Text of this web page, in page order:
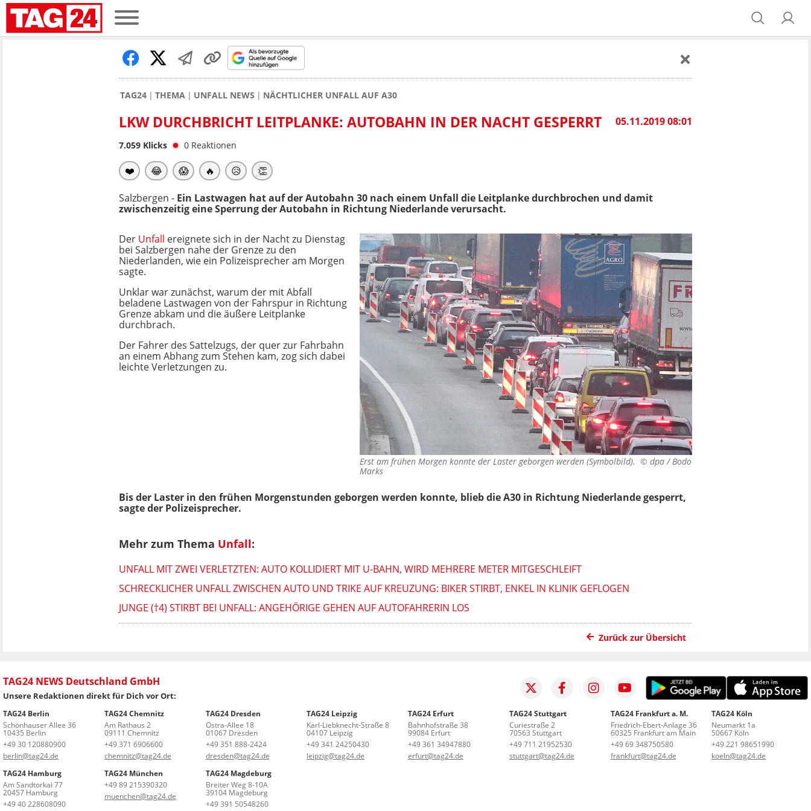
TAG24 THEMA UNFALL NEWS NÄCHTLICHER UNFALL AUF A30
05.11.2019 08:01
LKW DURCHBRICHT LEITPLANKE: AUTOBAHN IN DER NACHT GESPERRT
7.059 Klicks 0 Reaktionen
❤️ 😂 😱 🔥 😥 👏
Salzbergen - Ein Lastwagen hat auf der Autobahn 30 nach einem Unfall die Leitplanke durchbrochen und damit
zwischenzeitig eine Sperrung der Autobahn in Richtung Niederlande verursacht.
Erst am frühen Morgen konnte der Laster geborgen werden (Symbolbild). © dpa / Bodo
Marks
Der Unfall ereignete sich in der Nacht zu Dienstag
bei Salzbergen nahe der Grenze zu den
Niederlanden, wie ein Polizeisprecher am Morgen
sagte.
Unklar war zunächst, warum der mit Abfall
beladene Lastwagen von der Fahrspur in Richtung
Grenze abkam und die äußere Leitplanke
durchbrach.
Der Fahrer des Sattelzugs, der quer zur Fahrbahn
an einem Abhang zum Stehen kam, zog sich dabei
leichte Verletzungen zu.
Bis der Laster in den frühen Morgenstunden geborgen werden konnte, blieb die A30 in Richtung Niederlande gesperrt,
sagte der Polizeisprecher.
Mehr zum Thema Unfall:
UNFALL MIT ZWEI VERLETZTEN: AUTO KOLLIDIERT MIT U-BAHN, WIRD MEHRERE METER MITGESCHLEIFT
SCHRECKLICHER UNFALL ZWISCHEN AUTO UND TRIKE AUF KREUZUNG: BIKER STIRBT, ENKEL IN KLINIK GEFLOGEN
JUNGE (†4) STIRBT BEI UNFALL: ANGEHÖRIGE GEHEN AUF AUTOFAHRERIN LOS
Zurück zur Übersicht
TAG24 NEWS Deutschland GmbH
Unsere Redaktionen direkt für Dich vor Ort:
TAG24 Berlin
Schönhauser Allee 36
10435 Berlin
+49 30 120880900
berlin@tag24.de
TAG24 Chemnitz
Am Rathaus 2
09111 Chemnitz
+49 371 6906600
chemnitz@tag24.de
TAG24 Dresden
Ostra-Allee 18
01067 Dresden
+49 351 888-2424
dresden@tag24.de
TAG24 Leipzig
Karl-Liebknecht-Straße 8
04107 Leipzig
+49 341 24250430
leipzig@tag24.de
TAG24 Erfurt
Bahnhofstraße 38
99084 Erfurt
+49 361 34947880
erfurt@tag24.de
TAG24 Stuttgart
Curiestraße 2
70563 Stuttgart
+49 711 21952530
stuttgart@tag24.de
TAG24 Frankfurt a. M.
Friedrich-Ebert-Anlage 36
60325 Frankfurt am Main
+49 69 348750580
frankfurt@tag24.de
TAG24 Köln
Neumarkt 1a
50667 Köln
+49 221 98651990
koeln@tag24.de
TAG24 Hamburg
Am Sandtorkai 77
20457 Hamburg
+49 40 228608090
TAG24 München
+49 89 215390320
muenchen@tag24.de
TAG24 Magdeburg
Breiter Weg 8-10A
39104 Magdeburg
+49 391 50548260